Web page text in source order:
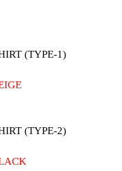
(TYPE-1)
(TYPE-2)